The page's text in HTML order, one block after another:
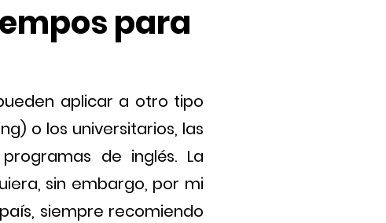
para
aplicar a otro tipo
o los universitarios, las
de inglés. La
sin embargo, por mi
siempre recomiendo